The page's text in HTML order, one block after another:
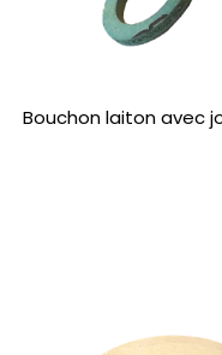
Bouchon laiton avec